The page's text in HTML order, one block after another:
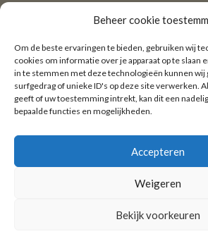
Beheer cookie
Om de beste ervaringen te bieden, gebruiken wij
cookies om informatie over je apparaat op te slaan
in te stemmen met deze technologieën kunnen wij
surfgedrag of unieke ID's op deze site verwerken.
geeft of uw toestemming intrekt, kan dit een
bepaalde functies en mogelijkheden.
Accepteren
Weigeren
Bekijk voorkeuren
Netherlands)
+31 (0)619117004
Email:welkom@villaheidetuin.nl
Copyright ©2026 Villa